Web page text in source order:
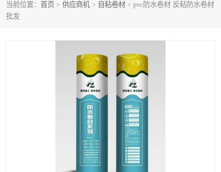
当前位置： 首页 > 供应商机 > 自粘卷材 > pvc防水卷材 反粘防水卷材
批发